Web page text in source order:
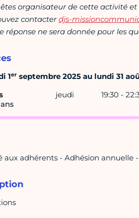
êtes organisateur de cette activité
contacterdjs-
réponse ne sera donnée pour les
1erseptembre 2025 au lundi 31
jeudi 19:30 -
aux adhérents - Adhésion annuelle -